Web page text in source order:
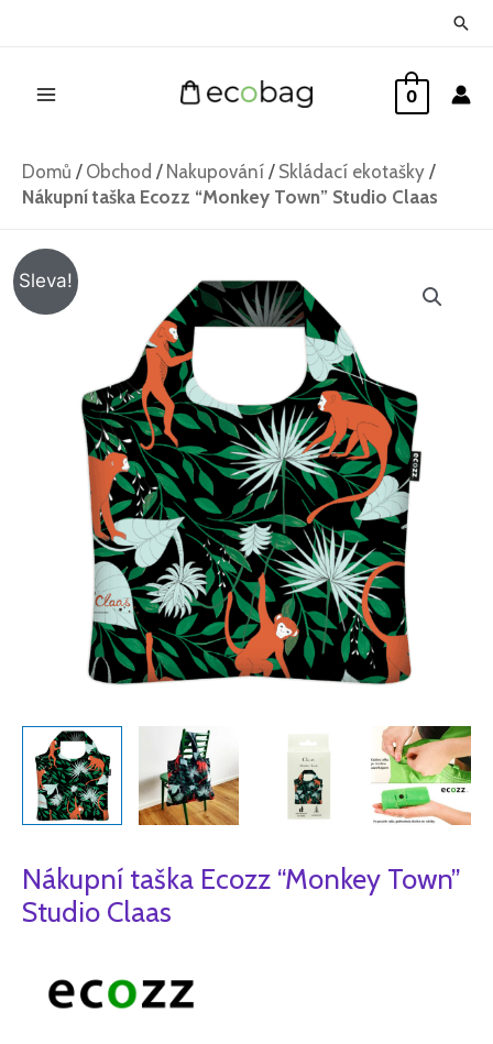
0
Domů / Obchod / Nakupování / Skládací ekotašky /
Nákupní taška Ecozz “Monkey Town” Studio Claas
Sleva!
Nákupní taška Ecozz “Monkey Town”
Studio Claas
Původní
cena
byla:
259 Kč.
Aktuální
cena
179 Kč.
Nákupní
množství